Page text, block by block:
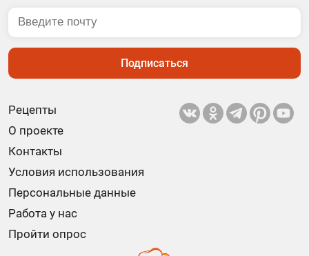
Рецепты
О проекте
Контакты
Условия использования
Персональные данные
Работа у нас
Пройти опрос
Подписаться